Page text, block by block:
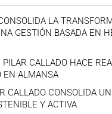
LA
GESTIÓN BASADA EN
PILAR CALLADO HACE
EN ALMANSA
CALLADO CONSOLIDA
Y ACTIVA